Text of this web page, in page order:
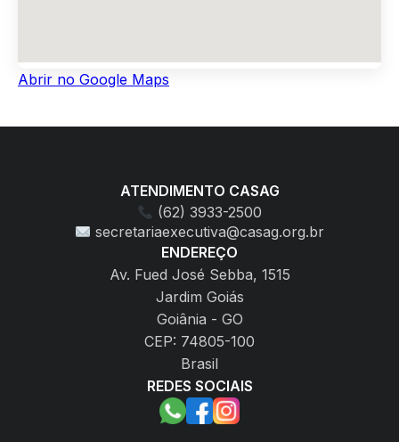
Abrir no Google Maps
ATENDIMENTO CASAG
(62) 3933-2500
secretariaexecutiva@casag.org.br
ENDEREÇO
Av. Fued José Sebba, 1515
Jardim Goiás
Goiânia - GO
CEP: 74805-100
Brasil
REDES SOCIAIS